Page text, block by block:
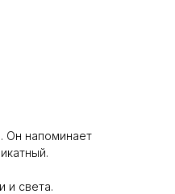
Он напоминает
и света.